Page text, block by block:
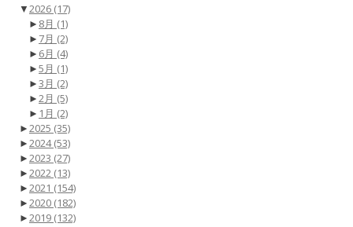
▼2026 (17)
► 8月 (1)
► 7月 (2)
► 6月 (4)
►5月 (1)
►3月 (2)
►2月 (5)
► 1月 (2)
►2025 (35)
►2024(53)
►2023 (27)
►2022 (13)
►2021 (154)
►2020 (182)
►2019 (132)